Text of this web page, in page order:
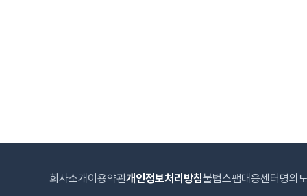
회사소개 이용약관개인정보처리방침불법스팸대응센터 명의